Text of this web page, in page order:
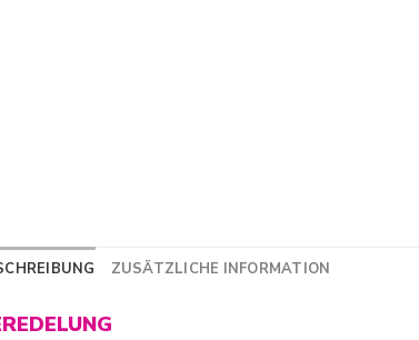
ZUSÄTZLICHE INFORMATION